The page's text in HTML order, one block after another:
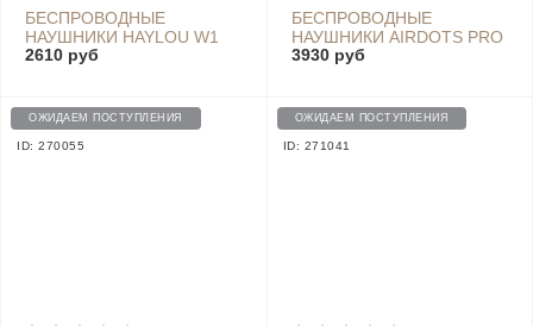
БЕСПРОВОДНЫЕ
НАУШНИКИ HAYLOU W1
WHITE
2610 руб
БЕСПРОВОДНЫЕ
НАУШНИКИ AIRDOTS PRO
2S - TWSEJ05WM WHITE
3930 руб
ОЖИДАЕМ ПОСТУПЛЕНИЯ
ID: 270055
ОЖИДАЕМ ПОСТУПЛЕНИЯ
ID: 271041